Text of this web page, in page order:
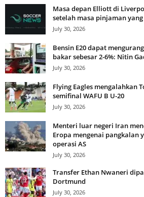
Masa depan Elliott di
setelah masa pinjaman yang
July 30, 2026
Bensin E20 dapat
bakar sebesar 2-6%: Nitin
July 30, 2026
Flying Eagles mengalahkan
semifinal WAFU B U-20
July 30, 2026
Menteri luar negeri Iran
Eropa mengenai pangkalan
operasi AS
July 30, 2026
Transfer Ethan Nwaneri
Dortmund
July 30, 2026